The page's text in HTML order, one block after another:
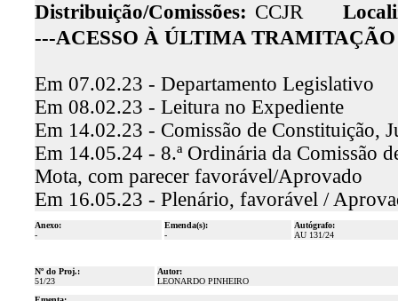
Distribuição/Comissões: CCJR
---ACESSO À ÚLTIMA
Em 07.02.23 - Departamento Legislativo
Em 08.02.23 - Leitura no Expediente
Em 14.02.23 - Comissão de Constituição,
Em 14.05.24 - 8.ª Ordinária da Comissão
Mota, com parecer favorável/Aprovado
Em 16.05.23 - Plenário, favorável /
Anexo:
-
Emenda(s):
-
Autógrafo:
AU 131/24
Nº do Proj.:
51/23
Autor:
LEONARDO PINHEIRO